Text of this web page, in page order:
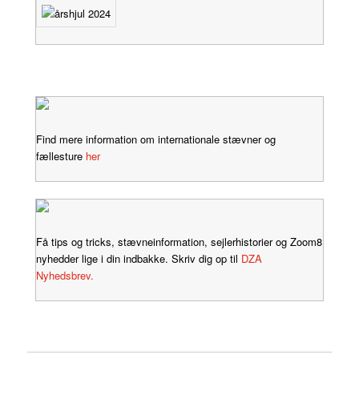
Find mere information om internationale stævner og
fællesture her
Få tips og tricks, stævneinformation, sejlerhistorier og Zoom8
nyhedder lige i din indbakke. Skriv dig op til DZA
Nyhedsbrev.